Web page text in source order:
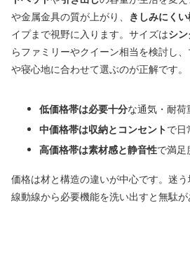
や金属金具の質が上がり、
きしみにく
イプまで視野に入ります。サイズはシ
らファミリーやクイーン相当を検討し
や寝心地に合わせて選ぶのが正解です。
低価格帯は必要十分な通気・耐荷
中価格帯は収納とコンセントで日
高価格帯は素材感と静音性で満足
価格は材と構造の違いが中心です。迷
線動線から必要機能を洗い出すと無駄が